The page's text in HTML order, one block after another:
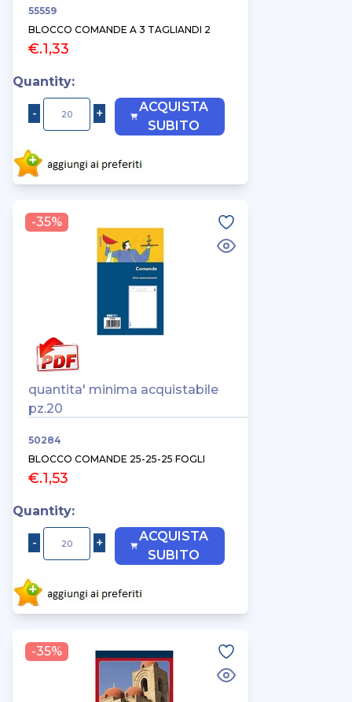
55559
BLOCCO COMANDE A 3 TAGLIANDI 2
€.1,33
Quantity:
ACQUISTA
SUBITO
quantita' minima acquistabile
pz.20
50284
BLOCCO COMANDE 25-25-25 FOGLI
€.1,53
Quantity:
ACQUISTA
SUBITO
-35%
-35%